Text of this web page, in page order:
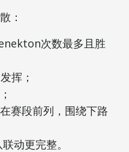
：
次数最多且胜
挥；
赛段前列，围绕下路
动更完整。